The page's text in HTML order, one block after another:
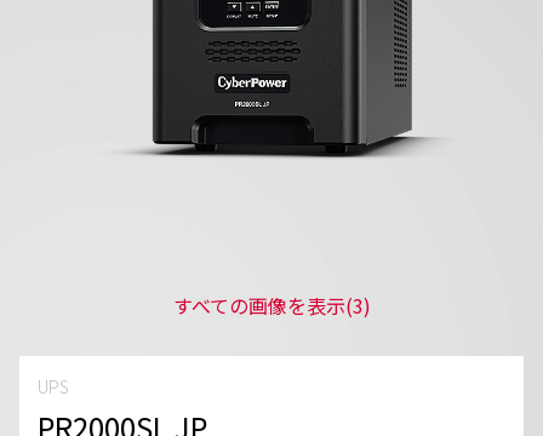
すべての画像を表示(3)
UPS
PR2000SL JP